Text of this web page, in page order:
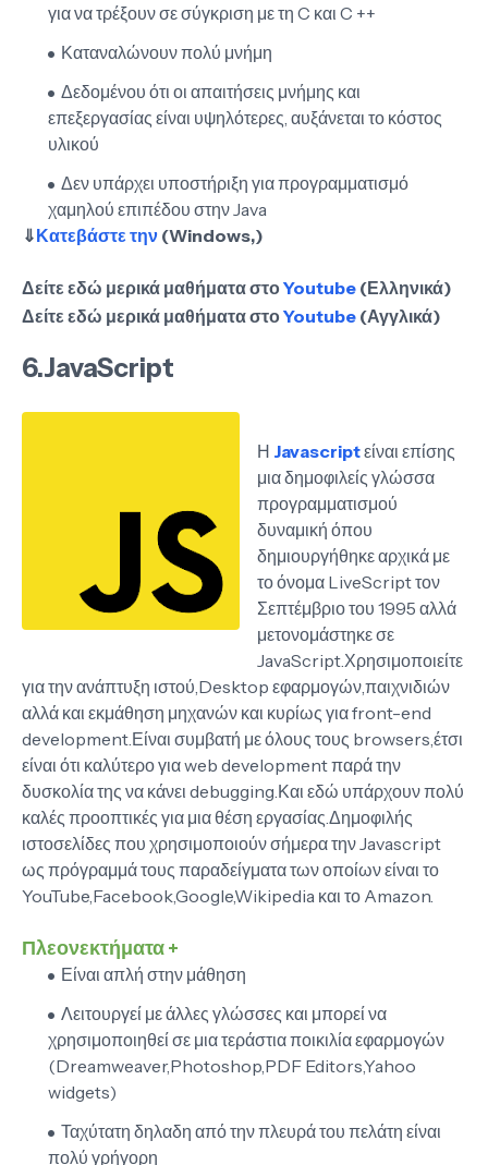
για να τρέξουν σε σύγκριση με τη C και C ++
Καταναλώνουν πολύ μνήμη
Δεδομένου ότι οι απαιτήσεις μνήμης και
επεξεργασίας είναι υψηλότερες, αυξάνεται το κόστος
υλικού
Δεν υπάρχει υποστήριξη για προγραμματισμό
χαμηλού επιπέδου στην Java
⇓Κατεβάστε την (Windows,)
Δείτε εδώ μερικά μαθήματα στοYoutube (Ελληνικά)
Δείτε εδώ μερικά μαθήματα στοYoutube (Αγγλικά)
6.JavaScript
Η Javascriptείναι επίσης
μια δημοφιλείς γλώσσα
προγραμματισμού
δυναμική όπου
δημιουργήθηκε αρχικά με
το όνομα LiveScript τον
Σεπτέμβριο του 1995 αλλά
μετονομάστηκε σε
JavaScript.Χρησιμοποιείτε
για την ανάπτυξη ιστού,Desktop εφαρμογών,παιχνιδιών
αλλά και εκμάθηση μηχανών και κυρίως για front-end
development.Είναι συμβατή με όλους τους browsers,έτσι
είναι ότι καλύτερο για web development παρά την
δυσκολία της να κάνει debugging.Και εδώ υπάρχουν πολύ
καλές προοπτικές για μια θέση εργασίας.Δημοφιλής
ιστοσελίδες που χρησιμοποιούν σήμερα την Javascript
ως πρόγραμμά τους παραδείγματα των οποίων είναι το
YouTube,Facebook,Google,Wikipedia και το Amazon.
Πλεονεκτήματα +
Είναι απλή στην μάθηση
Λειτουργεί με άλλες γλώσσες και μπορεί να
χρησιμοποιηθεί σε μια τεράστια ποικιλία εφαρμογών
(Dreamweaver,Photoshop,PDF Editors,Yahoo
widgets)
Ταχύτατη δηλαδη από την πλευρά του πελάτη είναι
πολύ γρήγορη